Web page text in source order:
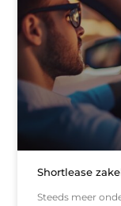
Shortlease
Steeds meer